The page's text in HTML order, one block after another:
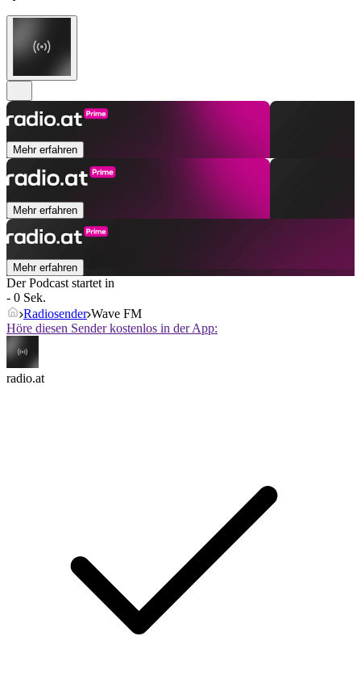
Mehr erfahren
Mehr erfahren
Mehr erfahren
Der Podcast startet in
- 0 Sek.
Radiosender Wave FM
Höre diesen Sender kostenlos in der App:
radio.at